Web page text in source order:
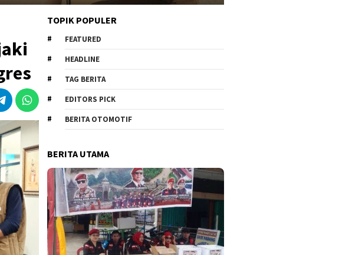
TOPIK POPULER
FEATURED
HEADLINE
TAG BERITA
EDITORS PICK
BERITA OTOMOTIF
BERITA UTAMA